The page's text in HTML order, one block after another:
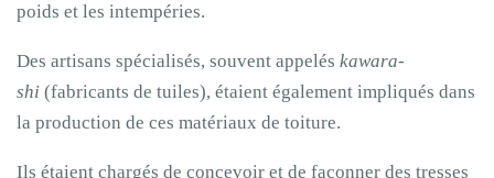
poids et les intempéries.
Des artisans spécialisés, souvent appelés kawara-
shi (fabricants de tuiles), étaient également impliqués dans
la production de ces matériaux de toiture.
Ils étaient chargés de concevoir et de façonner des tresses